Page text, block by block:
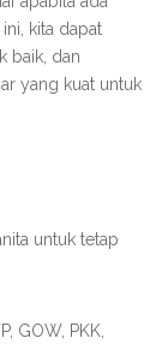
kita dapat
baik, dan
yang kuat untuk
untuk tetap
GOW, PKK,